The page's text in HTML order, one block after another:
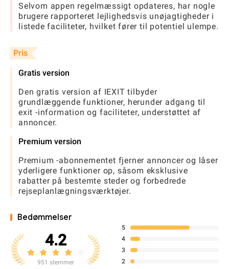
Selvom appen regelmæssigt opdateres, har nogle
brugere rapporteret lejlighedsvis unøjagtigheder i
listede faciliteter, hvilket fører til potentiel ulempe.
Pris
Gratis version
Den gratis version af IEXIT tilbyder
grundlæggende funktioner, herunder adgang til
exit -information og faciliteter, understøttet af
annoncer.
Premium version
Premium -abonnementet fjerner annoncer og låser
yderligere funktioner op, såsom eksklusive
rabatter på bestemte steder og forbedrede
rejseplanlægningsværktøjer.
Bedømmelser
4.2
951 stemmer
5
4
3
2